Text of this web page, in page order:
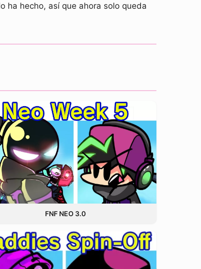
ha hecho, así que ahora solo queda
FNF NEO 3.0